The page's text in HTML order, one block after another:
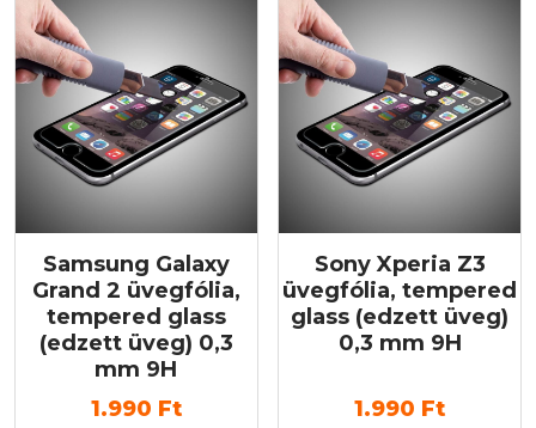
Samsung Galaxy
Grand 2 üvegfólia,
tempered glass
(edzett üveg) 0,3
mm 9H
1.990 Ft
Sony Xperia Z3
üvegfólia, tempered
glass (edzett üveg)
0,3 mm 9H
1.990 Ft